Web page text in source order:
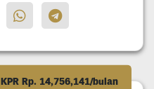
KPR Rp. 14,756,141/bulan